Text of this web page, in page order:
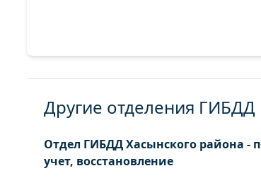
Другие отделения ГИБДД
Отдел ГИБДД Хасынского района -
учет, восстановление